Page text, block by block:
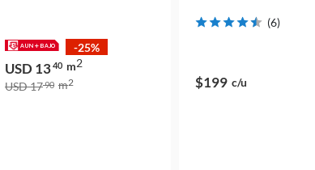
-25%
USD 1340 m2
USD 1790 m2
(6)
$199 c/u